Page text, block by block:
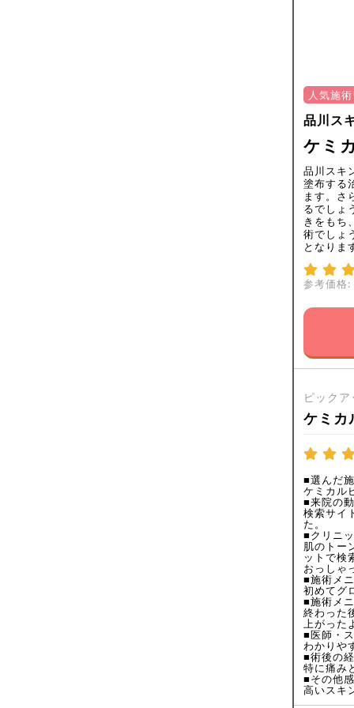
人気施術
品川ス
ケミ
品川スキ
塗布する
ます。さ
るでしょ
きをもち
術でしょ
となりま
参考価格:
ピックア
ケミカ
■選んだ
ケミカル
■来院の
検索サイ
た。
■クリニ
肌のトー
ットで検
おっしゃ
■施術メ
初めてグ
■施術メ
終わった
上がった
■医師・
わかりや
■術後の
特に痛み
■その他
高いスキ